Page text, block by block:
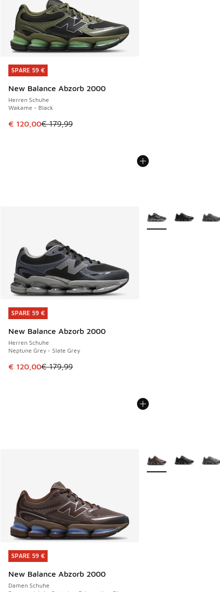
SPARE 59 €
New Balance Abzorb 2000
Herren Schuhe
Wakame - Black
Dieser Artikel ist im Sale. Der Preis ist von € 179,99 auf €
€ 120,00€ 179,99
SPARE 59 €
SPARE 59 €
New Balance Abzorb 2000
Herren Schuhe
Neptune Grey - Slate Grey
Dieser Artikel ist im Sale. Der Preis ist von € 179,99 auf €
€ 120,00€ 179,99
SPARE 59 €
Weitere Farben
SPARE 59 €
New Balance Abzorb 2000
Damen Schuhe
SPARE 59 €
Weitere Farben